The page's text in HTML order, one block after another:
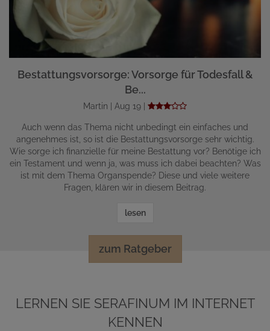
Bestattungsvorsorge: Vorsorge für Todesfall &
Be...
Martin | Aug 19 |
Auch wenn das Thema nicht unbedingt ein einfaches und
angenehmes ist, so ist die Bestattungsvorsorge sehr wichtig.
Wie sorge ich finanzielle für meine Bestattung vor? Benötige ich
ein Testament und wenn ja, was muss ich dabei beachten? Was
ist mit dem Thema Organspende? Diese und viele weitere
Fragen, klären wir in diesem Beitrag.
lesen
zum Ratgeber
LERNEN SIE SERAFINUM IM INTERNET
KENNEN